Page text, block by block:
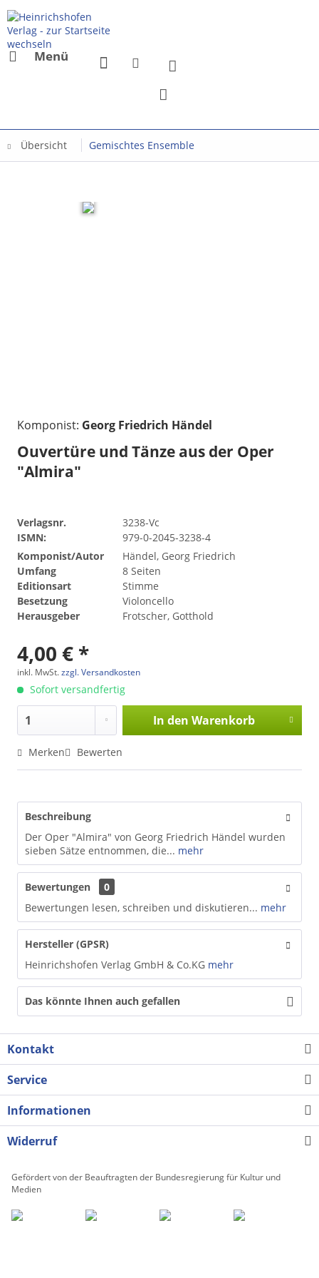
Menü
Übersicht Gemischtes Ensemble
Komponist: Georg Friedrich Händel
Ouvertüre und Tänze aus der Oper
"Almira"
Verlagsnr.
3238-Vc
ISMN:
979-0-2045-3238-4
Komponist/Autor
Händel, Georg Friedrich
Umfang
8 Seiten
Editionsart
Stimme
Besetzung
Violoncello
Herausgeber
Frotscher, Gotthold
4,00 € *
inkl. MwSt.zzgl. Versandkosten
Sofort versandfertig
In den Warenkorb
Merken Bewerten
Beschreibung
Der Oper "Almira" von Georg Friedrich Händel wurden
sieben Sätze entnommen, die... mehr
Bewertungen
0
Bewertungen lesen, schreiben und diskutieren... mehr
Hersteller (GPSR)
Heinrichshofen Verlag GmbH & Co.KG mehr
Das könnte Ihnen auch gefallen
Kontakt
Service
Informationen
Widerruf
Gefördert von der Beauftragten der Bundesregierung für Kultur und
Medien